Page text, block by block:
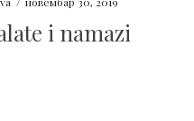
i namazi